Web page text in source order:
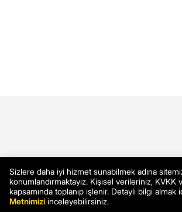
Sizlere daha iyi hizmet sunabilmek adına
konumlandırmaktayız. Kişisel verileriniz, KVKK
kapsamında toplanıp işlenir. Detaylı bilgi almak
Metnimizi inceleyebilirsiniz.